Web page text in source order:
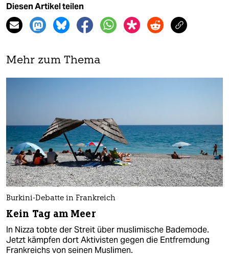
Diesen Artikel teilen
Mehr zum Thema
Burkini-Debatte in Frankreich
Kein Tag am Meer
In Nizza tobte der Streit über muslimische Bademode.
Jetzt kämpfen dort Aktivisten gegen die Entfremdung
Frankreichs von seinen Muslimen.